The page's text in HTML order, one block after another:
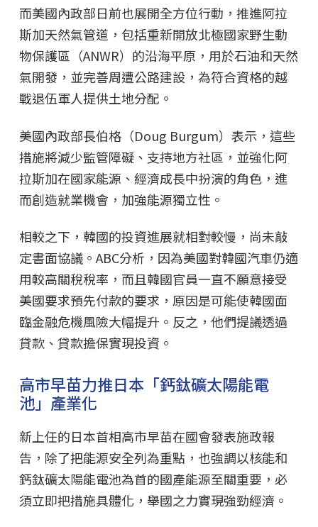
而美國內政部日前也展開全方位行動，推進阿拉
斯加天然氣管道，包括重新開放北極國家野生動
物保護區（ANWR）的沿海平原，用於石油和天然
氣開發，並完善周遭公路建設，為符合資格的越
戰退伍軍人提供土地分配。
美國內政部長伯格（Doug Burgum）表示，這些
措施將減少監管障礙、支持地方社區，並強化阿
拉斯加在國家能源、經濟成長中扮演的角色，進
而創造就業機會，加強能源獨立性。
相較之下，韓國的投資進展就相對較慢，尚未敲
定書面協議。ABC分析，因為美國對韓國汽車仍適
用較高關稅稅率，而且韓國官員一直不願意接受
美國要求預先付款的要求，原因是可能使韓國面
臨金融危機風險大幅提升。反之，他們提議透過
貸款、貸款擔保實現投資。
高市早苗力推日本「鈣鈦礦太陽能電
池」產業化
新上任的日本首相高市早苗在國會發表施政報
告，除了把能源安全列為重點，也強調以核能和
鈣鈦礦太陽能電池為首的國產能源至關重要，必
須立即把措施具體化，舉國之力實現強勁經濟。